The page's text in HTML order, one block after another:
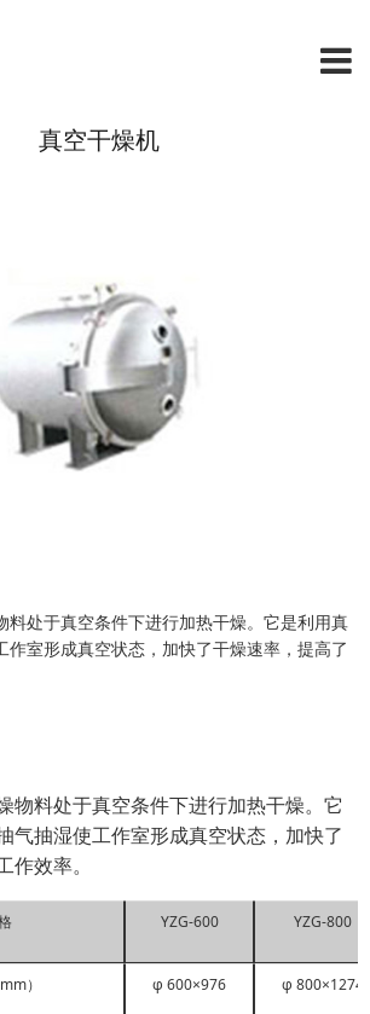
真空干燥机
料处于真空条件下进行加热干燥。它是利用真
作室形成真空状态，加快了干燥速率，提高了
物料处于真空条件下进行加热干燥。它
气抽湿使工作室形成真空状态，加快了
效率。
YZG-600 YZG-800
） φ 600×976 φ 800×1274